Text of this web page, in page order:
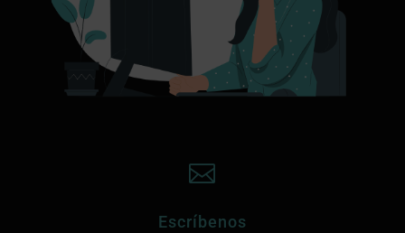

Escríbenos